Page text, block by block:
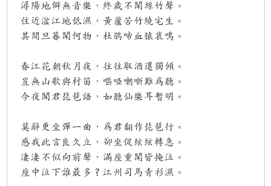
潯陽地僻無音樂，終歲不聞絲竹聲。
住近湓江地低濕，黃蘆苦竹繞宅生。
其間旦暮聞何物，杜鵑啼血猿哀鳴。
春江花朝秋月夜，往往取酒還獨傾。
豈無山歌與村笛，嘔啞嘲哳難為聽。
今夜聞君琵琶語，如聽仙樂耳暫明。
莫辭更坐彈一曲，為君翻作琵琶行。
感我此言良久立，卻坐促絃絃轉急。
淒淒不似向前聲，滿座重聞皆掩泣。
座中泣下誰最多？江州司馬青衫濕。